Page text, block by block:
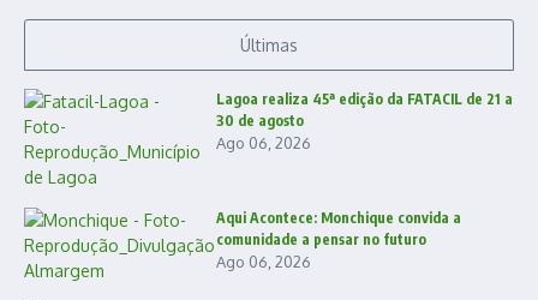
Últimas
Lagoa realiza 45ª edição da FATACIL de 21 a
30 de agosto
Ago 06, 2026
Aqui Acontece: Monchique convida a
comunidade a pensar no futuro
Ago 06, 2026